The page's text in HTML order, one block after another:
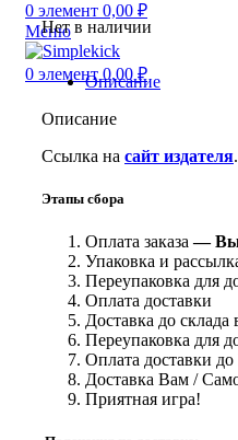
0 элемент 0,00 ₽
Меню
0 элемент 0,00 ₽
Нет в наличии
Описание
Описание
Ссылка на сайт издателя.
Этапы сбора
Оплата заказа— Вы
Упаковка и
Переупаковка для
Оплата доставки
Доставка до
Переупаковка для
Оплата доставки
Доставка Вам /
Приятная игра!